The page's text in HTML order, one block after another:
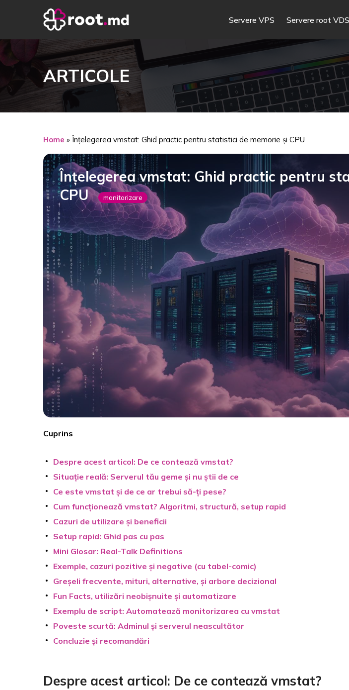
Servere VPS Servere root VDS
ARTICOLE
Home » Înțelegerea vmstat: Ghid practic pentru statistici de memorie și CPU
Înțelegerea vmstat: Ghid practic pentru
CPU
monitorizare
Cuprins
Despre acest articol: De ce contează vmstat?
Situație reală: Serverul tău geme și nu știi de ce
Ce este vmstat și de ce ar trebui să-ți pese?
Cum funcționează vmstat? Algoritmi, structură, setup rapid
Cazuri de utilizare și beneficii
Setup rapid: Ghid pas cu pas
Mini Glosar: Real-Talk Definitions
Exemple, cazuri pozitive și negative (cu tabel-comic)
Greșeli frecvente, mituri, alternative, și arbore decizional
Fun Facts, utilizări neobișnuite și automatizare
Exemplu de script: Automatează monitorizarea cu vmstat
Poveste scurtă: Adminul și serverul neascultător
Concluzie și recomandări
Despre acest articol: De ce contează vmstat?